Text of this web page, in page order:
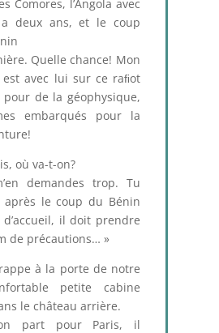
Comores, l’Angola avec
deux ans, et le coup
Quelle chance! Mon
avec lui sur ce raﬁot
pour de la géophysique,
embarqués pour la
où va-t-on?
demandes trop. Tu
après le coup du Bénin
d’accueil, il doit prendre
de précautions… »
à la porte de notre
petite cabine
le château arrière.
part pour Paris, il